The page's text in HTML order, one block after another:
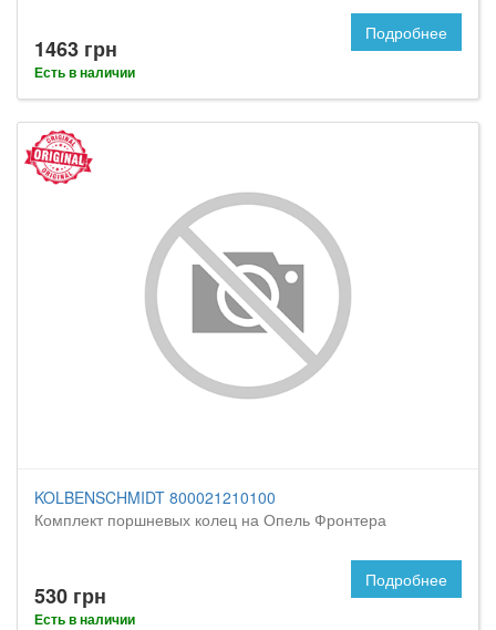
1463 грн
Есть в наличии
Подробнее
KOLBENSCHMIDT 800021210100
Комплект поршневых колец на Опель Фронтера
530 грн
Есть в наличии
Подробнее